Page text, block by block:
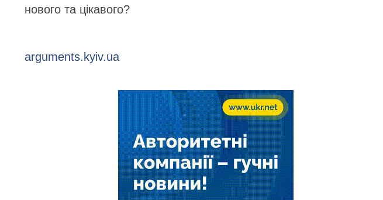
нового та цікавого?
arguments.kyiv.ua